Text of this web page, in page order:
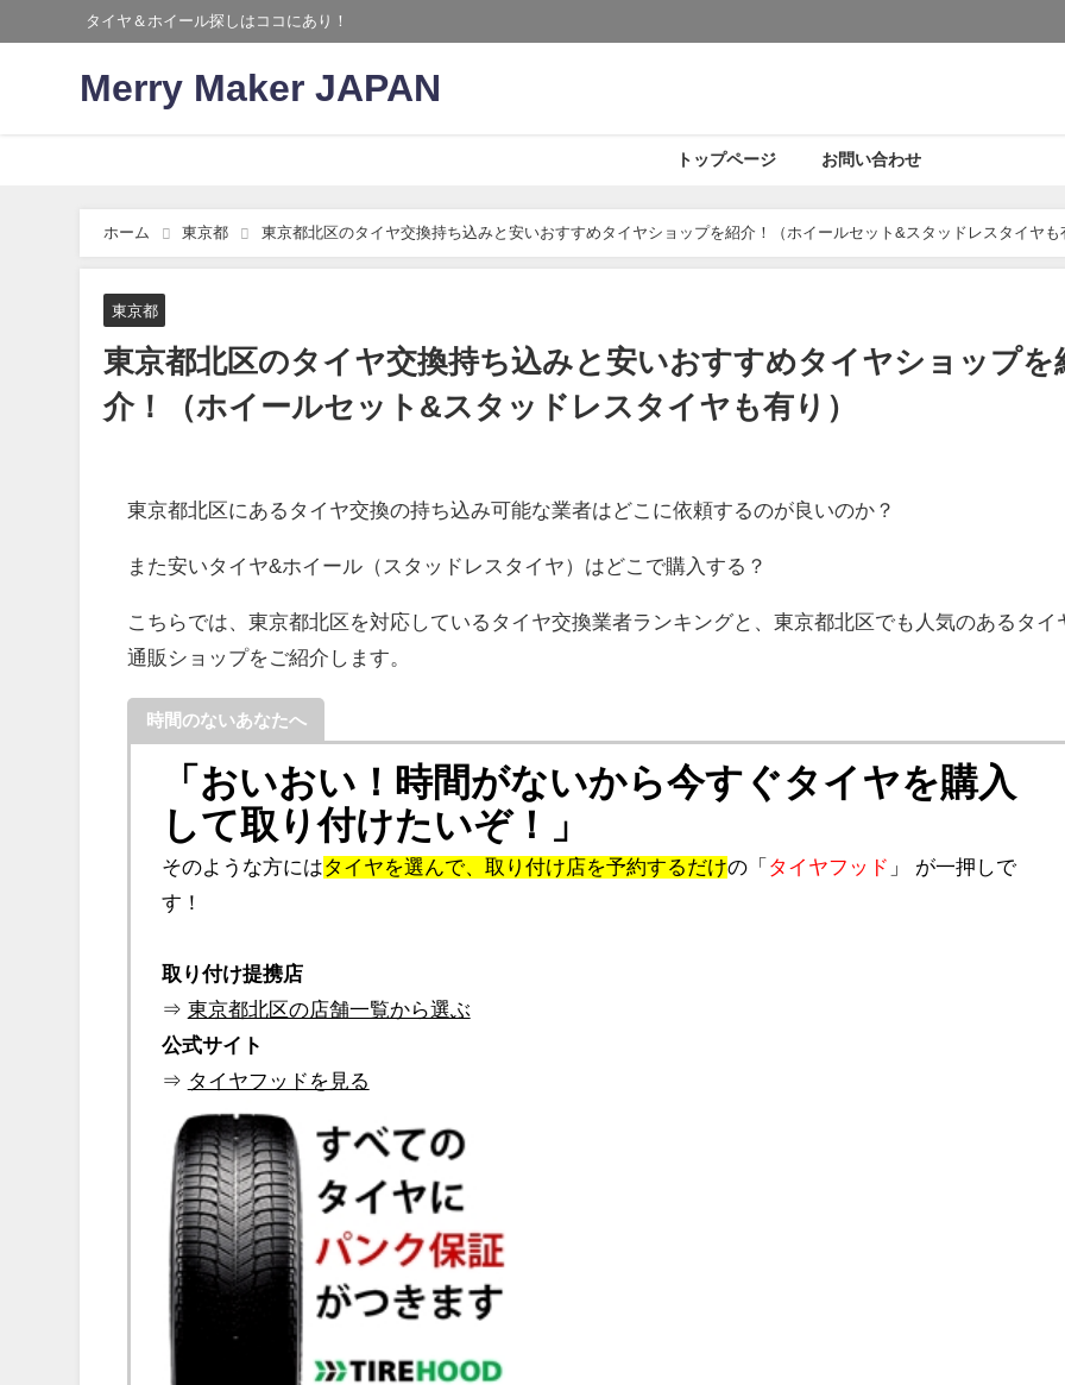
タイヤ＆ホイール探しはココにあり！
Merry Maker JAPAN
トップページ お問い合わせ
ホーム 東京都
東京都北区のタイヤ交換持ち込みと安いおすすめタイヤショップを紹介！（ホイールセット&スタッドレスタイヤも
り）
東京都
東京都北区のタイヤ交換持ち込みと安いおすすめタイヤショップを
介！（ホイールセット&スタッドレスタイヤも有り）
東京都北区にあるタイヤ交換の持ち込み可能な業者はどこに依頼するのが良いのか？
また安いタイヤ&ホイール（スタッドレスタイヤ）はどこで購入する？
こちらでは、東京都北区を対応しているタイヤ交換業者ランキングと、東京都北区でも人気のあるタイ
通販ショップをご紹介します。
時間のないあなたへ
「おいおい！時間がないから今すぐタイヤを購入
して取り付けたいぞ！」
そのような方にはタイヤを選んで、取り付け店を予約するだけの「 タイヤフッド 」 が一押しで
す！
取り付け提携店
⇒ 東京都北区の店舗一覧から選ぶ
公式サイト
⇒ タイヤフッドを見る